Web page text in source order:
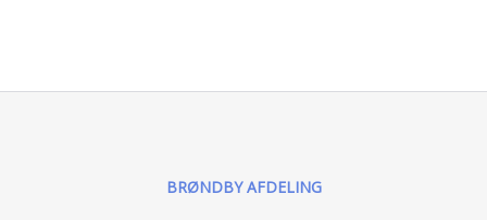
BRØNDBY AFDELING